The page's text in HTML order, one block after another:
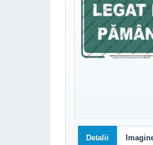
Detalii